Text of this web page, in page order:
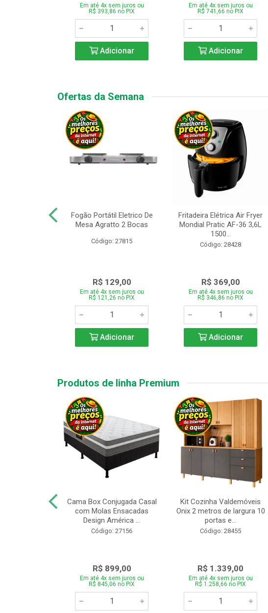
Em até 4x sem juros ou
R$ 393,86 no PIX
Adicionar
Em até 4x sem juros ou
R$ 741,66 no PIX
Adicionar
Ofertas da Semana
Fogão Portátil Eletrico De
Mesa Agratto 2 Bocas
Código: 27815
R$ 129,00
Em até 4x sem juros ou
R$ 121,26 no PIX
Adicionar
Fritadeira Elétrica Air Fryer
Mondial Pratic AF-36 3,6L
1500...
Código: 28428
R$ 369,00
Em até 4x sem juros ou
R$ 346,86 no PIX
Adicionar
Produtos de linha Premium
Cama Box Conjugada Casal
com Molas Ensacadas
Design América ...
Código: 27156
R$ 899,00
Em até 4x sem juros ou
R$ 845,06 no PIX
Kit Cozinha Valdemóveis
Onix 2 metros de largura 10
portas e...
Código: 28455
R$ 1.339,00
Em até 4x sem juros ou
R$ 1.258,66 no PIX